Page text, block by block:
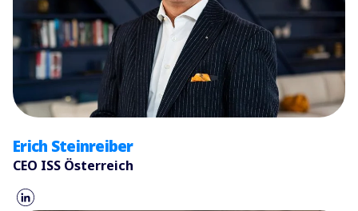
Erich Steinreiber
CEO ISS Österreich